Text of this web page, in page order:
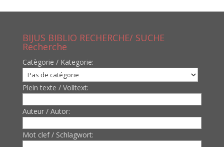
BIJUS BIBLIO RECHERCHE/ SUCHE
Recherche
Catègorie / Kategorie:
Plein texte / Volltext:
Auteur / Autor:
Mot clef / Schlagwort: